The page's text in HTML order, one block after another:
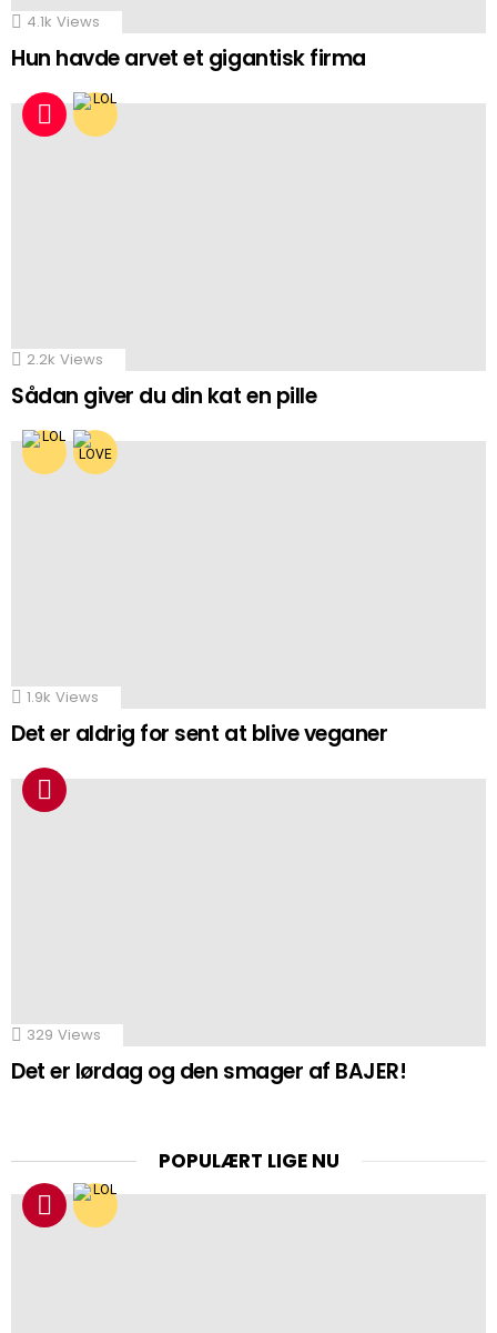
4.1k Views
Hun havde arvet et gigantisk firma
2.2k Views
Sådan giver du din kat en pille
1.9k Views
Det er aldrig for sent at blive veganer
329 Views
Det er lørdag og den smager af BAJER!
POPULÆRT LIGE NU